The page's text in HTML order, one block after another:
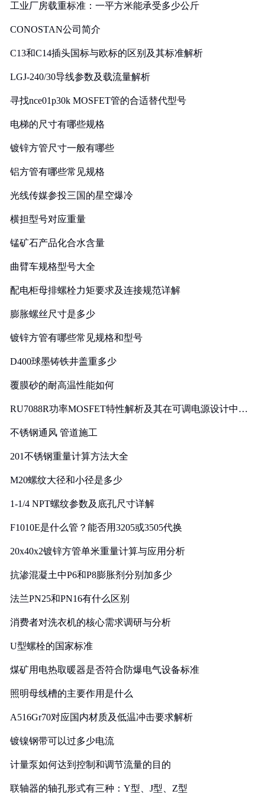
工业厂房载重标准：一平方米能承受多少公斤
CONOSTAN公司简介
C13和C14插头国标与欧标的区别及其标准解析
LGJ-240/30导线参数及载流量解析
寻找nce01p30k MOSFET管的合适替代型号
电梯的尺寸有哪些规格
镀锌方管尺寸一般有哪些
铝方管有哪些常见规格
光线传媒参投三国的星空爆冷
横担型号对应重量
锰矿石产品化合水含量
曲臂车规格型号大全
配电柜母排螺栓力矩要求及连接规范详解
膨胀螺丝尺寸是多少
镀锌方管有哪些常见规格和型号
D400球墨铸铁井盖重多少
覆膜砂的耐高温性能如何
RU7088R功率MOSFET特性解析及其在可调电源设计中的
不锈钢通风 管道施工
201不锈钢重量计算方法大全
M20螺纹大径和小径是多少
1-1/4 NPT螺纹参数及底孔尺寸详解
F1010E是什么管？能否用3205或3505代换
20x40x2镀锌方管单米重量计算与应用分析
抗渗混凝土中P6和P8膨胀剂分别加多少
法兰PN25和PN16有什么区别
消费者对洗衣机的核心需求调研与分析
U型螺栓的国家标准
煤矿用电热取暖器是否符合防爆电气设备标准
照明母线槽的主要作用是什么
A516Gr70对应国内材质及低温冲击要求解析
镀镍钢带可以过多少电流
计量泵如何达到控制和调节流量的目的
联轴器的轴孔形式有三种：Y型、J型、Z型